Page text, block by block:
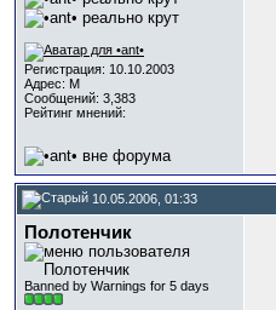
Регистрация: 10.10.2003
Адрес: М
Сообщений: 3,383
Рейтинг мнений:
10.05.2006, 01:33
Полотенчик
Banned by Warnings for 5 days